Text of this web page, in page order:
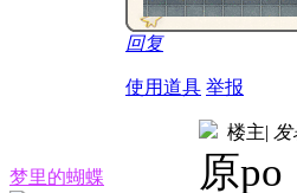
回复
使用道具 举报
梦里的蝴蝶
楼主| 发
原